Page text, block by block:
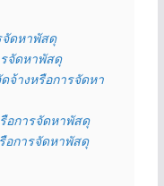
จัดหาพัสดุ
จัดหาพัสดุ
จ้างหรือการจัดหา
อการจัดหาพัสดุ
อการจัดหาพัสดุ